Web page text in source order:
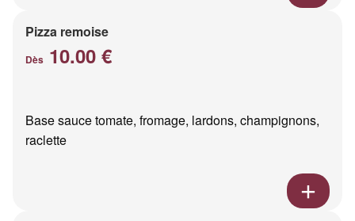
Pizza remoise
Dès 10.00 €
Base sauce tomate, fromage, lardons, champignons,
raclette